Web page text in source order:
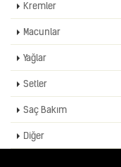
Kremler
Macunlar
Yağlar
Setler
Saç Bakım
Diğer